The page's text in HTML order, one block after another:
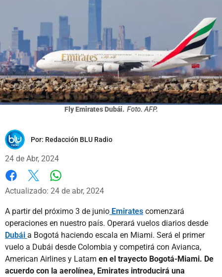
Fly Emirates Dubái. Foto. AFP.
Por: Redacción BLU Radio
24 de Abr, 2024
Facebook
X
Actualizado: 24 de abr, 2024
A partir del próximo 3 de junio Emirates comenzará
operaciones en nuestro país. Operará vuelos diarios desde
Dubái a Bogotá haciendo escala en Miami. Será el primer
vuelo a Dubái desde Colombia y competirá con Avianca,
American Airlines y Latam en el trayecto Bogotá-Miami. De
acuerdo con la aerolínea, Emirates introducirá una